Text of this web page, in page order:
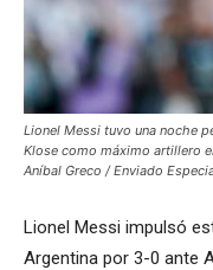
Lionel Messi tuvo una noche
Klose como máximo artillero
Aníbal Greco / Enviado
Lionel Messi impulsó
Argentina por 3-0 ante